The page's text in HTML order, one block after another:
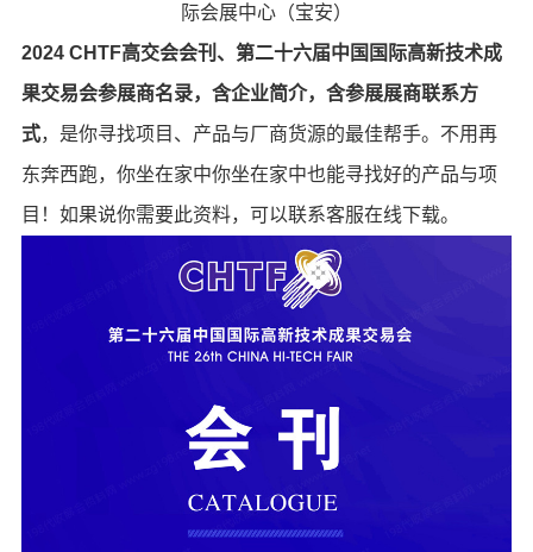
际会展中心（宝安）
2024 CHTF高交会会刊、第二十六届中国国际高新技术成
果交易会参展商名录，含企业简介，含参展展商联系方
式，是你寻找项目、产品与厂商货源的最佳帮手。不用再
东奔西跑，你坐在家中你坐在家中也能寻找好的产品与项
目！如果说你需要此资料，可以联系客服在线下载。